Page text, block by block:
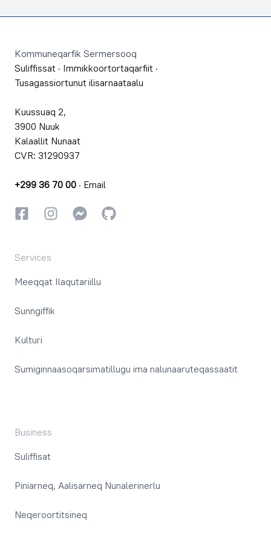
Kommuneqarfik Sermersooq
Suliffissat · Immikkoortortaqarfiit ·
Tusagassiortunut ilisarnaataalu
Kuussuaq 2,
3900 Nuuk
Kalaallit Nunaat
CVR: 31290937
+299 36 70 00 · Email
FacebookkiInstagrammiInstagrammi
GitHub
Services
Meeqqat Ilaqutariillu
Sunngiffik
Kulturi
Sumiginnaasoqarsimatillugu ima nalunaaruteqassaatit
Business
Suliffisat
Piniarneq, Aalisarneq Nunalerinerlu
Neqeroortitsineq